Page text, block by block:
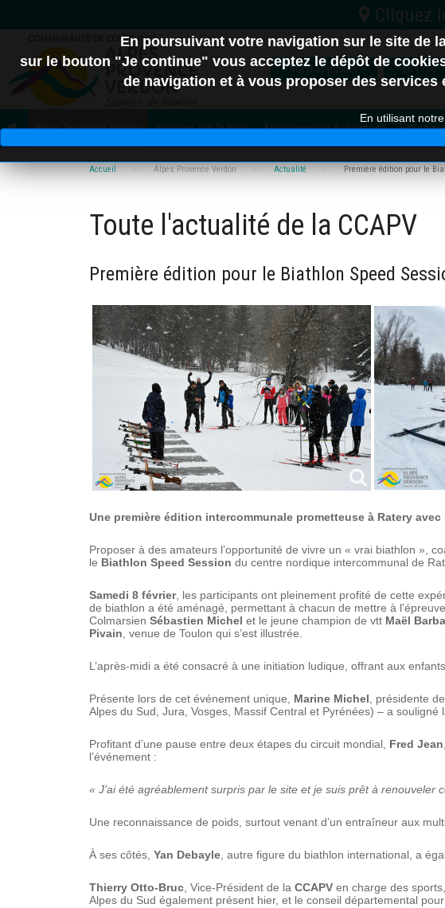
Digne-les-Bains
C.A. Provence-Alpes
Marchés publics En 1 clic
Alpes Provence Verdon Services aux Publics Aménagement du territoire Économie
Accueil Alpes Provence Verdon Actualité Première édition pour le
Toute l'actualité de la CCAPV
Première édition pour le Biathlon Speed
Une première édition intercommunale prometteuse à Ratery
Proposer à des amateurs l’opportunité de vivre un « vrai biathlon »,
le Biathlon Speed Session du centre nordique intercommunal de
Samedi 8 février, les participants ont pleinement profité de cette
de biathlon a été aménagé, permettant à chacun de mettre à
Colmarsien Sébastien Michel et le jeune champion de vtt Maël
Pivain, venue de Toulon qui s’est illustrée.
L’après-midi a été consacré à une initiation ludique, offrant aux
Présente lors de cet événement unique, Marine Michel, présidente
Alpes du Sud, Jura, Vosges, Massif Central et Pyrénées) – a souligné
Profitant d’une pause entre deux étapes du circuit mondial, Fred Jean
l’événement :
« J’ai été agréablement surpris par le site et je suis prêt à renouveler
Une reconnaissance de poids, surtout venant d’un entraîneur aux
À ses côtés, Yan Debayle, autre figure du biathlon international, a
Thierry Otto-Bruc, Vice-Président de la CCAPV en charge des
Alpes du Sud également présent hier, et le conseil départemental
En poursuivant votre navigation sur le site de
sur le bouton "Je continue" vous acceptez le dépôt de
de navigation et à vous proposer des
En utilisant